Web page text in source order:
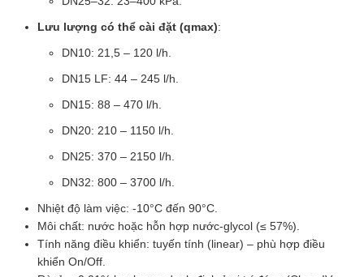
Lưu lượng có thể cài đặt (qmax):
DN10: 21,5 – 120 l/h.
DN15 LF: 44 – 245 l/h.
DN15: 88 – 470 l/h.
DN20: 210 – 1150 l/h.
DN25: 370 – 2150 l/h.
DN32: 800 – 3700 l/h.
Nhiệt độ làm việc: -10°C đến 90°C.
Môi chất: nước hoặc hỗn hợp nước-glycol (≤ 57%).
Tính năng điều khiển: tuyến tính (linear) – phù hợp điều
khiển On/Off.